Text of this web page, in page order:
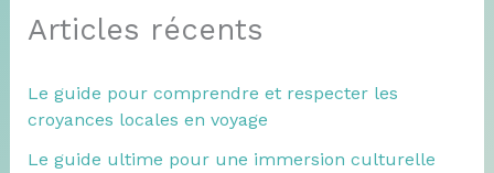
Articles récents
Le guide pour comprendre et respecter les
croyances locales en voyage
Le guide ultime pour une immersion culturelle